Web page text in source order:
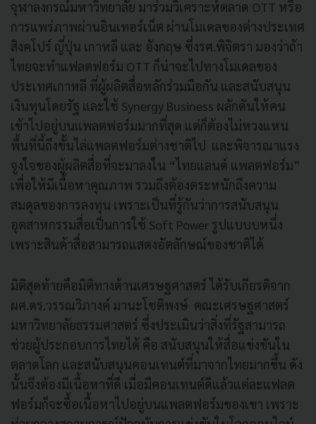
จุฬาลงกรณ์มหาวิทยาลัย มาร่วมวิเคราะห์ตลาด OTT หรือ
การแพร่ภาพผ่านอินเทอร์เน็ต ผ่านโมเดลของต่างประเทศ
สิงคโปร์ ญี่ปุ่น เกาหลี และ อังกฤษ ซึ่งรศ.พิจิตรา มองว่าถ้า
ไทยจะทำแฟลตฟอร์ม OTT ก็น่าจะไปทางโมเดลของ
ประเทศเกาหลี ที่ผู้ผลิตสื่อหลักร่วมมือกัน และสนับสนุน
เงินทุนโดยรัฐ และใช้ Synergy Business ผลักดันให้คน
เข้าไปอยู่บนแพลตฟอร์มมากที่สุด แต่ก็ต้องไม่หวงแหน
พื้นที่นี้ถึงขั้นไล่แพลตฟอร์มต่างชาติไป และพิจารณาแรง
จูงใจของผู้ผลิตสื่อที่จะมาลงใน “ไทยแลนด์ แพลตฟอร์ม”
เพื่อให้มีเนื้อหาคุณภาพ รวมถึงต้องตระหนักถึงความ
สมดุลของการลงทุน เพราะเป็นที่รู้กันว่าการสนับสนุน
อุตสาหกรรมสื่อเป็นการใช้ Soft Power รูปแบบบหนึ่ง
เพราะสินค้าสื่อสามารถแสดงอัตลักษณ์ของชาติได้
มิติสุดท้ายคือมิติทางด้านเศรษฐศาสตร์ ได้รับเกียรติจาก
ผศ.ดร.วรรณวิภางค์ มานะโชติพงษ์ คณะเศรษฐศาสตร์
มหาวิทยาลัยธรรมศาสตร์ ซึ่งประเมินว่าสิ่งที่รัฐสามารถ
ช่วยผู้ประกอบการไทยได้ คือ สนับสนุนให้สื่อแข่งขันใน
ตลาดโลก และสนับสนุนคอนเทนต์ที่มาจากไทยมากขึ้น ดัง
นั้นจึงต้องมีเนื้อหาที่ดี เมื่อมีคอนเทนต์ดีแล้วแต่ละแฟลต
ฟอร์มก็จะซื้อเนื้อหาไปอยู่บนแพลตฟอร์มของเขา เพราะ